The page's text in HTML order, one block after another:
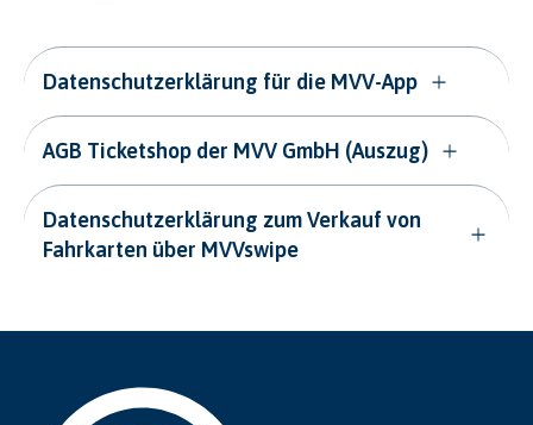
Datenschutzerklärung für die MVV-App
AGB Ticketshop der MVV GmbH (Auszug)
Datenschutzerklärung zum Verkauf von
Fahrkarten über MVVswipe